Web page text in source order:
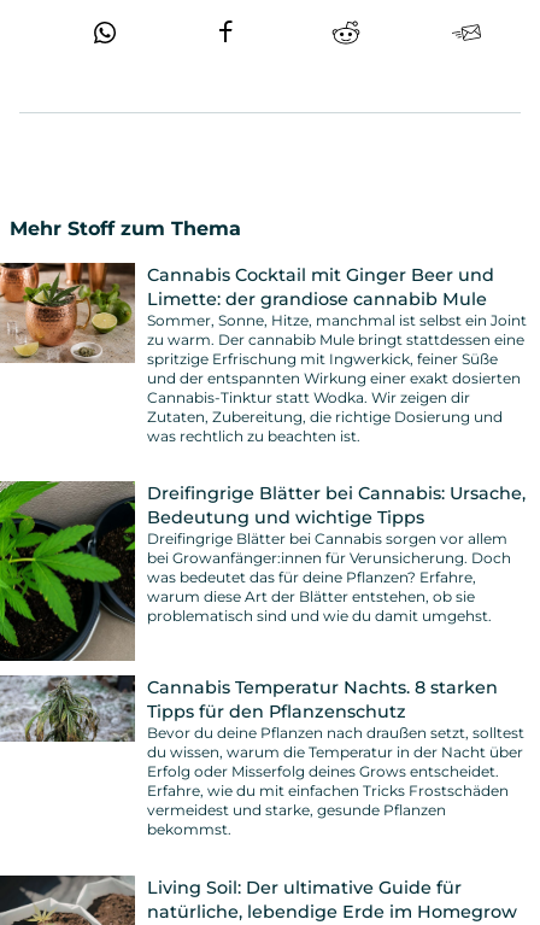
Mehr Stoff zum Thema
Cannabis Cocktail mit Ginger Beer und
Limette: der grandiose cannabib Mule
Sommer, Sonne, Hitze, manchmal ist selbst ein Joint
zu warm. Der cannabib Mule bringt stattdessen eine
spritzige Erfrischung mit Ingwerkick, feiner Süße
und der entspannten Wirkung einer exakt dosierten
Cannabis-Tinktur statt Wodka. Wir zeigen dir
Zutaten, Zubereitung, die richtige Dosierung und
was rechtlich zu beachten ist.
Dreifingrige Blätter bei Cannabis: Ursache,
Bedeutung und wichtige Tipps
Dreifingrige Blätter bei Cannabis sorgen vor allem
bei Growanfänger:innen für Verunsicherung. Doch
was bedeutet das für deine Pflanzen? Erfahre,
warum diese Art der Blätter entstehen, ob sie
problematisch sind und wie du damit umgehst.
Cannabis Temperatur Nachts. 8 starken
Tipps für den Pflanzenschutz
Bevor du deine Pflanzen nach draußen setzt, solltest
du wissen, warum die Temperatur in der Nacht über
Erfolg oder Misserfolg deines Grows entscheidet.
Erfahre, wie du mit einfachen Tricks Frostschäden
vermeidest und starke, gesunde Pflanzen
bekommst.
Living Soil: Der ultimative Guide für
natürliche, lebendige Erde im Homegrow